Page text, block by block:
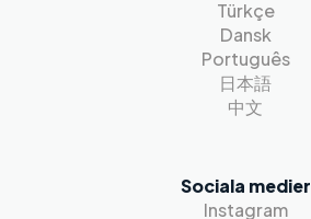
Türkçe
Dansk
Português
日本語
中文
Sociala medier
Instagram